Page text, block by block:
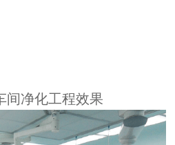
间净化工程效果